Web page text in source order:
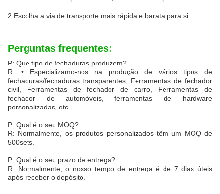
2.Escolha a via de transporte mais rápida e barata para si.
Perguntas frequentes:
P: Que tipo de fechaduras produzem?
R: • Especializamo-nos na produção de vários tipos de
fechaduras/fechaduras transparentes, Ferramentas de fechador
civil, Ferramentas de fechador de carro, Ferramentas de
fechador de automóveis, ferramentas de hardware
personalizadas, etc.
P: Qual é o seu MOQ?
R: Normalmente, os produtos personalizados têm um MOQ de
500sets.
P: Qual é o seu prazo de entrega?
R: Normalmente, o nosso tempo de entrega é de 7 dias úteis
após receber o depósito.